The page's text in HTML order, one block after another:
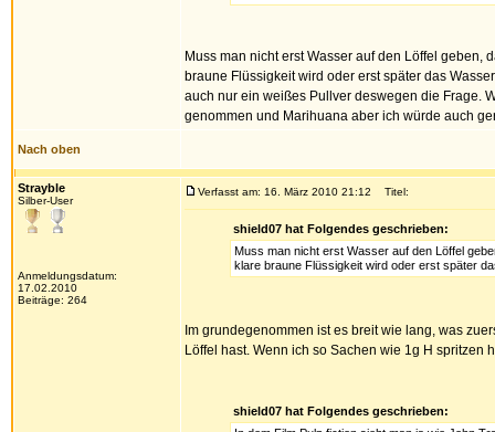
Muss man nicht erst Wasser auf den Löffel
braune Flüssigkeit wird oder erst später das
auch nur ein weißes Pullver deswegen die Frage.
genommen und Marihuana aber ich würde auch
Nach oben
Strayble
Silber-User
Anmeldungsdatum:
17.02.2010
Beiträge: 264
Verfasst am: 16. März 2010 21:12 Titel:
shield07 hat Folgendes geschrieben:
Muss man nicht erst Wasser auf den Löffel
klare braune Flüssigkeit wird oder erst später
Im grundegenommen ist es breit wie lang, was
Löffel hast. Wenn ich so Sachen wie 1g H spritzen
shield07 hat Folgendes geschrieben: